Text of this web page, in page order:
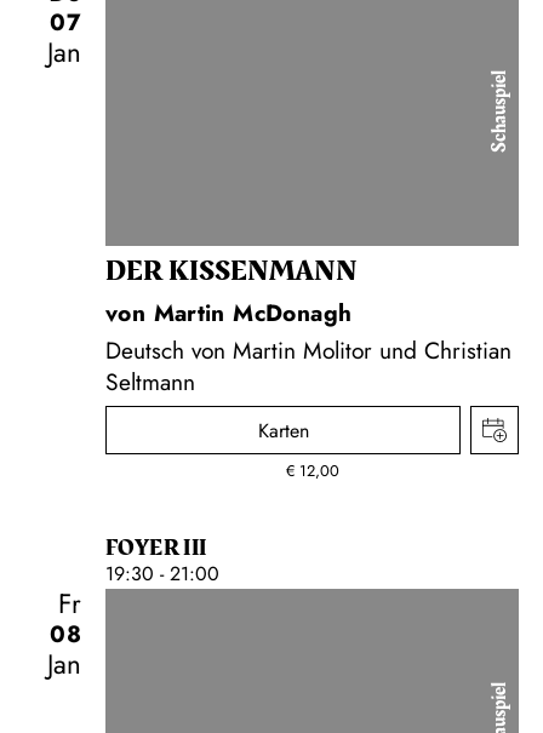
07
Jan
Schauspiel
DER KISSEN­MANN
von Martin McDonagh
Deutsch von Martin Molitor und Christian
Seltmann
Karten
€ 12,00
FOYER III
19:30 - 21:00
Fr
08
Jan